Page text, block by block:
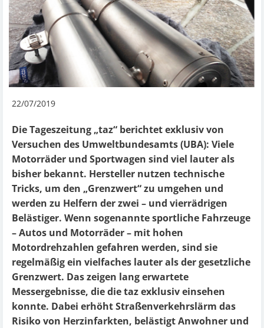
22/07/2019
Die Tageszeitung „taz“ berichtet exklusiv von
Versuchen des Umweltbundesamts (UBA): Viele
Motorräder und Sportwagen sind viel lauter als
bisher bekannt. Hersteller nutzen technische
Tricks, um den „Grenzwert“ zu umgehen und
werden zu Helfern der zwei – und vierrädrigen
Belästiger. Wenn sogenannte sportliche Fahrzeuge
– Autos und Motorräder – mit hohen
Motordrehzahlen gefahren werden, sind sie
regelmäßig ein vielfaches lauter als der gesetzliche
Grenzwert. Das zeigen lang erwartete
Messergebnisse, die die taz exklusiv einsehen
konnte. Dabei erhöht Straßenverkehrslärm das
Risiko von Herzinfarkten, belästigt Anwohner und